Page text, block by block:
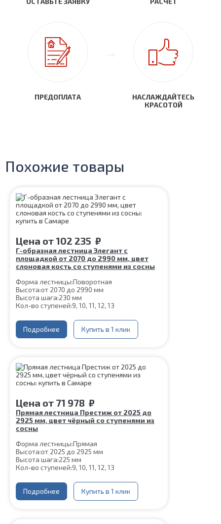
ПРЕДОПЛАТА
НАСЛАЖДАЙТЕСЬ
КРАСОТОЙ
Похожие товары
Цена от102 235 ₽
Г-образная лестница Элегант с
площадкой от 2070 до 2990 мм, цвет
слоновая кость со ступенями из сосны
Форма лестницы:Поворотная
Высота:от 2070 до 2990 мм
Высота шага:230 мм
Кол-во ступеней:9, 10, 11, 12, 13
Глубина ступени:
300 мм
Материал каркаса:
Сталь
Ширина марша: 900 мм
Угол наклона:45°
Срок гарантии (на металлокаркас):25 лет
Подробнее Купить в 1 клик
Цена от 71 978 ₽
Прямая лестница Престиж от 2025 до
2925 мм, цвет чёрный со ступенями из
сосны
Форма лестницы:Прямая
Высота:от 2025 до 2925 мм
Высота шага:225 мм
Кол-во ступеней:9, 10, 11, 12, 13
Ширина марша: 900 мм
Толщина ступени:
40 мм
Угол наклона:45°
Подробнее Купить в 1 клик